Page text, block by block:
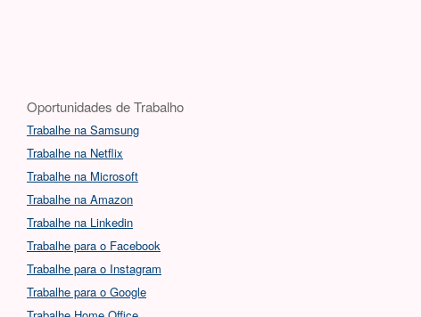
Oportunidades de Trabalho
Trabalhe na Samsung
Trabalhe na Netflix
Trabalhe na Microsoft
Trabalhe na Amazon
Trabalhe na Linkedin
Trabalhe para o Facebook
Trabalhe para o Instagram
Trabalhe para o Google